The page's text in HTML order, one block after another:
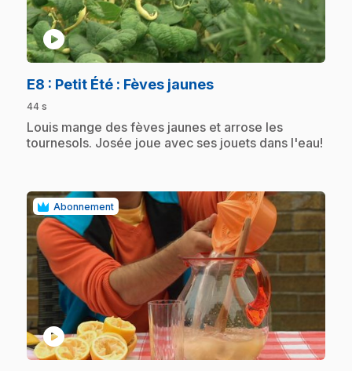
play_circle
E8 : Petit Été : Fèves jaunes.
44 s
.Louis mange des fèves jaunes et arrose les
tournesols. Josée joue avec ses jouets dans l'eau!
Abonnement
play_circle